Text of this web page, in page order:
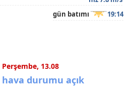
gün batımı 19:14
Perşembe, 13.08
hava durumu açık